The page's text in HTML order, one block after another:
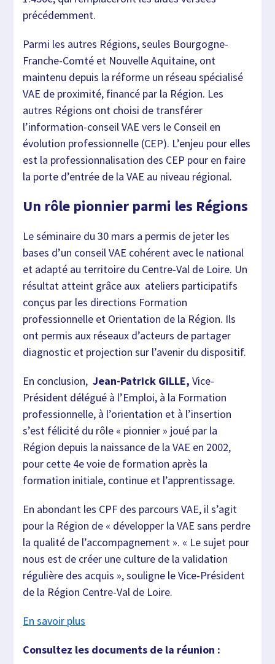
précédemment.
Parmi les autres Régions, seules Bourgogne-
Franche-Comté et Nouvelle Aquitaine, ont
maintenu depuis la réforme un réseau spécialisé
VAE de proximité, financé par la Région. Les
autres Régions ont choisi de transférer
l’information-conseil VAE vers le Conseil en
évolution professionnelle (CEP). L’enjeu pour elles
est la professionnalisation des CEP pour en faire
la porte d’entrée de la VAE au niveau régional.
Un rôle pionnier parmi les Régions
Le séminaire du 30 mars a permis de jeter les
bases d’un conseil VAE cohérent avec le national
et adapté au territoire du Centre-Val de Loire. Un
résultat atteint grâce aux ateliers participatifs
conçus par les directions Formation
professionnelle et Orientation de la Région. Ils
ont permis aux réseaux d’acteurs de partager
diagnostic et projection sur l’avenir du dispositif.
En conclusion,Jean-Patrick GILLE,Vice-
Président délégué à l’Emploi, à la Formation
professionnelle, à l’orientation et à l’insertion
s’est félicité du rôle « pionnier » joué par la
Région depuis la naissance de la VAE en 2002,
pour cette 4e voie de formation après la
formation initiale, continue et l’apprentissage.
En abondant les CPF des parcours VAE, il s’agit
pour la Région de « développer la VAE sans perdre
la qualité de l’accompagnement ». « Le sujet pour
nous est de créer une culture de la validation
régulière des acquis », souligne le Vice-Président
de la Région Centre-Val de Loire.
En savoir plus
Consultez les documents de la réunion :